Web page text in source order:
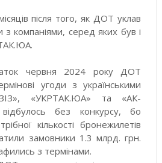
після того, як ДОТ уклав
з компаніями, серед яких був і
червня 2024 року ДОТ
угоди з українськими
«УКРТАК.ЮА» та «АК-
без конкурсу, бо
кількості бронежилетів
замовники 1.3 млрд. грн.
з термінами.